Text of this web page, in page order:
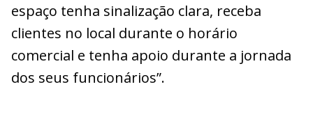
espaço tenha sinalização clara, receba
clientes no local durante o horário
comercial e tenha apoio durante a jornada
dos seus funcionários”.